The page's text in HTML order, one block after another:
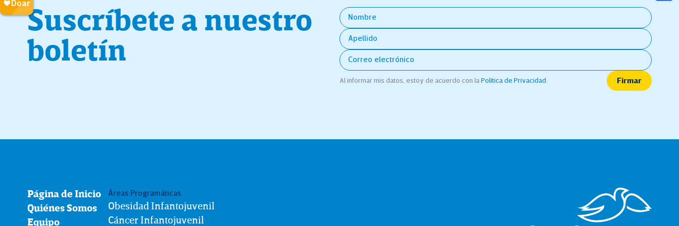
Suscríbete a nuestro
boletín
Al informar mis datos, estoy de acuerdo con la Política de Privacidad . Firmar
Página de Inicio
Quiénes Somos
Equipo
Áreas Programáticas
Obesidad Infantojuvenil
Cáncer Infantojuvenil